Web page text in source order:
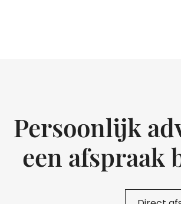
Persoonlijk
een afspraak